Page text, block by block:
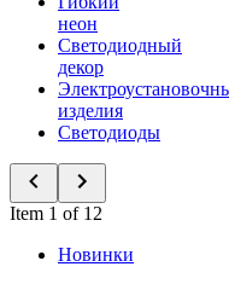
неон
Светодиодный
декор
изделия
Светодиоды
Item 1 of 12
Новинки